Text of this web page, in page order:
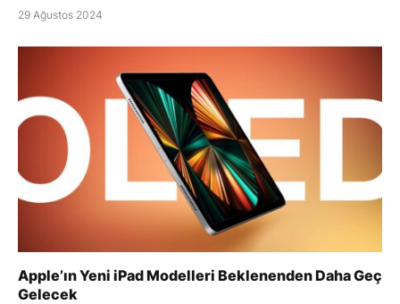
29 Ağustos 2024
Apple’ın Yeni iPad Modelleri Beklenenden Daha Geç
Gelecek